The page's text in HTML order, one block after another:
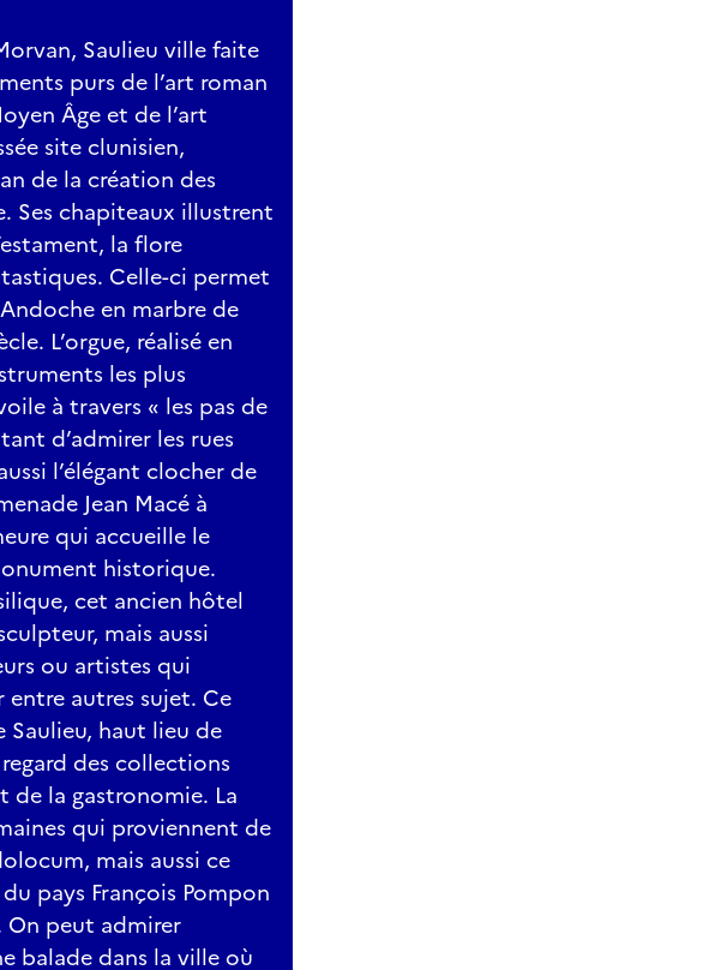
Saulieu ville faite
purs de l’art roman
Âge et de l’art
site clunisien,
de la création des
Ses chapiteaux illustrent
la flore
Celle-ci permet
en marbre de
L’orgue, réalisé en
les plus
à travers « les pas de
d’admirer les rues
l’élégant clocher de
Jean Macé à
qui accueille le
historique.
cet ancien hôtel
mais aussi
ou artistes qui
autres sujet. Ce
haut lieu de
des collections
de la gastronomie. La
qui proviennent de
mais aussi ce
pays François Pompon
On peut admirer
balade dans la ville où